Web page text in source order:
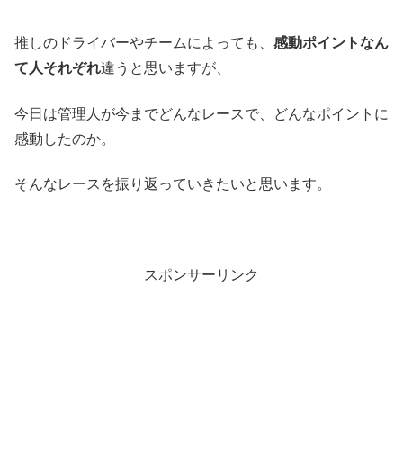
推しのドライバーやチームによっても、 感動ポイントなん
て人それぞれ違うと思いますが、
今日は管理人が今までどんなレースで、どんなポイントに
感動したのか。
そんなレースを振り返っていきたいと思います。
スポンサーリンク